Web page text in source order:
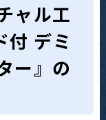
ャル工
付 デミ
ー』の